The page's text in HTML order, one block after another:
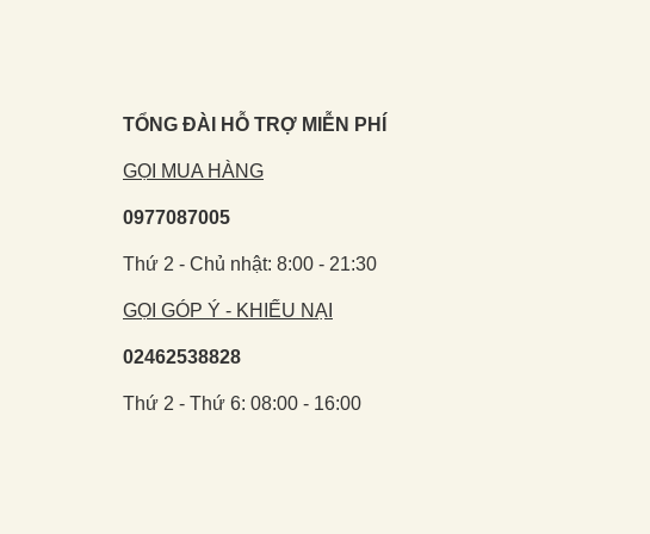
TỔNG ĐÀI HỖ TRỢ MIỄN PHÍ
GỌI MUA HÀNG
0977087005
Thứ 2 - Chủ nhật: 8:00 - 21:30
GỌI GÓP Ý - KHIẾU NẠI
02462538828
Thứ 2 - Thứ 6: 08:00 - 16:00